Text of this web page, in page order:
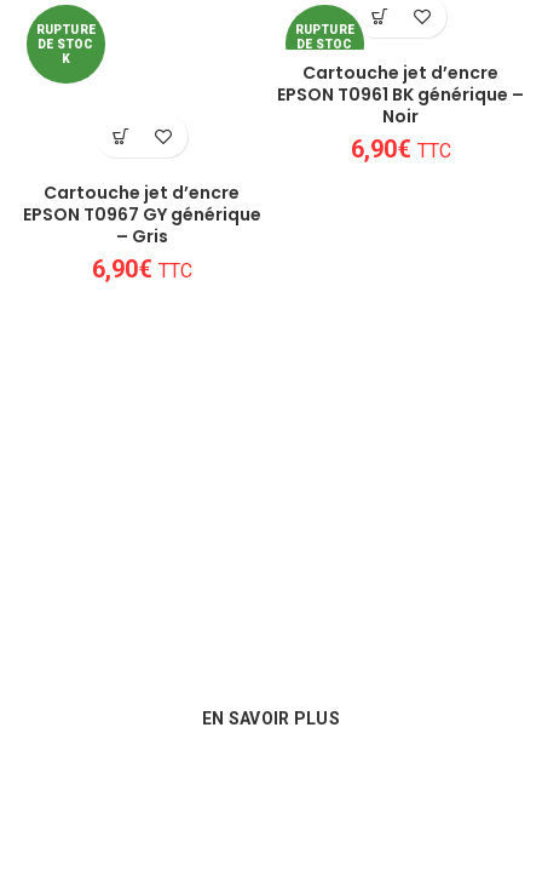
RUPTURE
DE STOC
K
Cartouche jet d’encre
EPSON T0967 GY générique
– Gris
6,90€ TTC
RUPTURE
DE STOC
Cartouche jet d’encre
EPSON T0961 BK générique –
Noir
6,90€ TTC
EN SAVOIR PLUS